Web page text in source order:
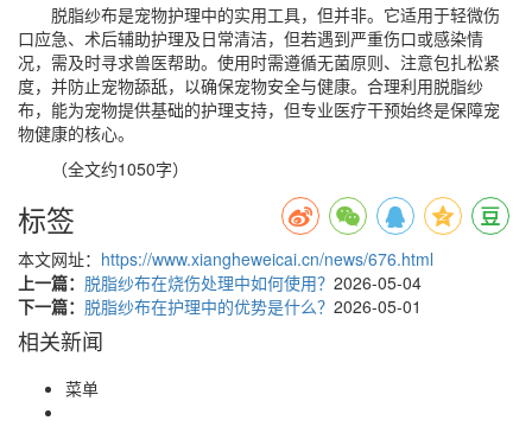
脱脂纱布是宠物护理中的实用工具，但并非。它适用于轻微伤
口应急、术后辅助护理及日常清洁，但若遇到严重伤口或感染情
况，需及时寻求兽医帮助。使用时需遵循无菌原则、注意包扎松紧
度，并防止宠物舔舐，以确保宠物安全与健康。合理利用脱脂纱
布，能为宠物提供基础的护理支持，但专业医疗干预始终是保障宠
物健康的核心。
（全文约1050字）
标签
本文网址： https://www.xiangheweicai.cn/news/676.html
上一篇： 脱脂纱布在烧伤处理中如何使用？ 2026-05-04
下一篇： 脱脂纱布在护理中的优势是什么？ 2026-05-01
相关新闻
菜单